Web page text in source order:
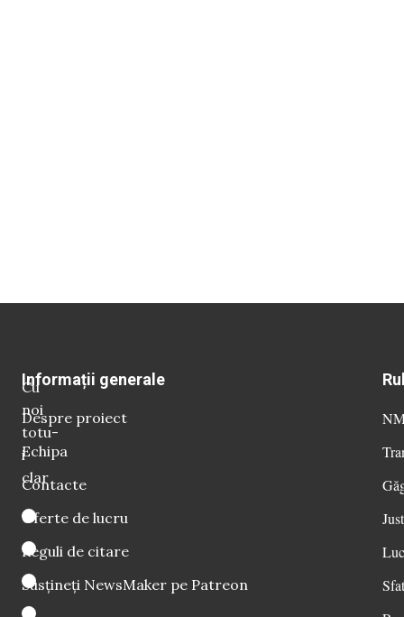
Cu
noi
totu-
i
clar
Informații generale
Despre proiect
Echipa
Contacte
Oferte de lucru
Reguli de citare
Susțineți NewsMaker pe Patreon